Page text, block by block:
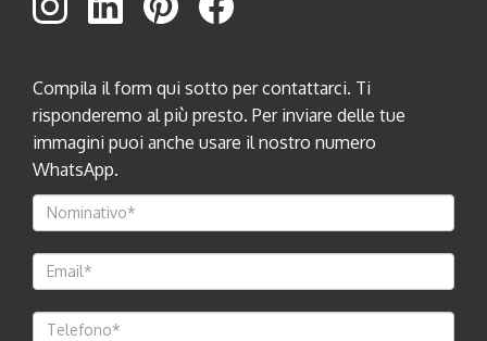
Compila il form qui sotto per contattarci. Ti
risponderemo al più presto. Per inviare delle tue
immagini puoi anche usare il nostro numero
WhatsApp.